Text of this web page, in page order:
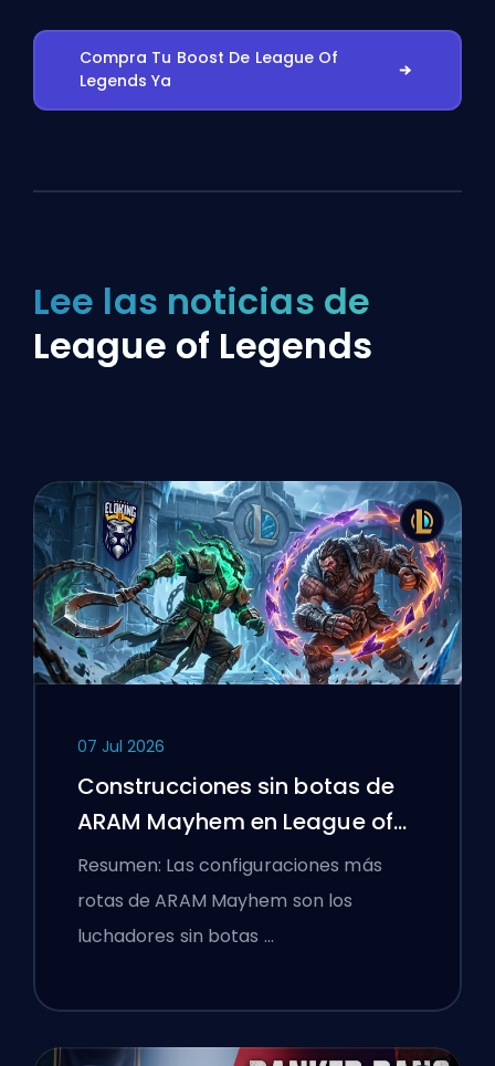
Compra Tu Boost De League Of
Legends Ya
Lee las noticias de
League of Legends
07 Jul 2026
Construcciones sin botas de
ARAM Mayhem en League of
Legends
Resumen: Las configuraciones más
rotas de ARAM Mayhem son los
luchadores sin botas …